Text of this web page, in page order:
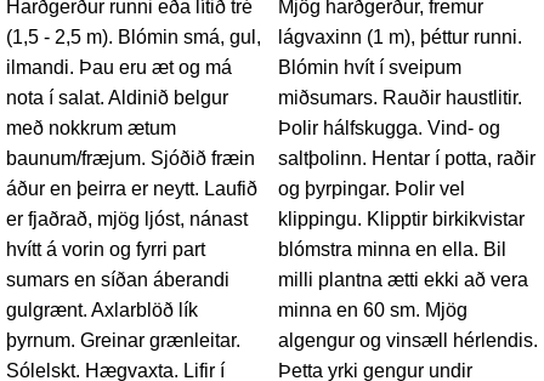
Harðgerður runni eða lítið tré
(1,5 - 2,5 m). Blómin smá, gul,
ilmandi. Þau eru æt og má
nota í salat. Aldinið belgur
með nokkrum ætum
baunum/fræjum. Sjóðið fræin
áður en þeirra er neytt. Laufið
er fjaðrað, mjög ljóst, nánast
hvítt á vorin og fyrri part
sumars en síðan áberandi
gulgrænt. Axlarblöð lík
þyrnum. Greinar grænleitar.
Sólelskt. Hægvaxta. Lifir í
Mjög harðgerður, fremur
lágvaxinn (1 m), þéttur runni.
Blómin hvít í sveipum
miðsumars. Rauðir haustlitir.
Þolir hálfskugga. Vind- og
saltþolinn. Hentar í potta, raðir
og þyrpingar. Þolir vel
klippingu. Klipptir birkikvistar
blómstra minna en ella. Bil
milli plantna ætti ekki að vera
minna en 60 sm. Mjög
algengur og vinsæll hérlendis.
Þetta yrki gengur undir